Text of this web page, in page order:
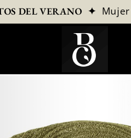
DEL VERANO ✦ Mujer